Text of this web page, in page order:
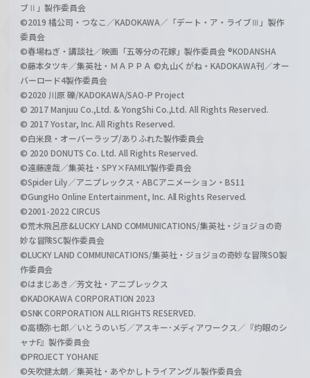
ブⅡ」製作委員会
©2019 橘公司・つなこ／KADOKAWA／「デート・ア・ライブⅢ」製作
委員会
©春場ねぎ・講談社／映画「五等分の花嫁」製作委員会 ®KODANSHA
©藤本タツキ／集英社・ＭＡＰＰＡ ©丸山くがね・KADOKAWA刊／オー
バーロード4製作委員会
©2020 川原 礫/KADOKAWA/SAO-P Project
© 2017 Manjuu Co.,Ltd. & YongShi Co.,Ltd. All Rights Reserved.
© 2017 Yostar, Inc. All Rights Reserved.
©白米良・オーバーラップ/ありふれた製作委員会
© 2020 DONUTS Co. Ltd. All Rights Reserved.
©遠藤達哉／集英社・SPY×FAMILY製作委員会
©Spider Lily／アニプレックス・ABCアニメーション・BS11
©GungHo Online Entertainment, Inc. All Rights Reserved.
©2001-2022 CIRCUS
©荒木飛呂彦&LUCKY LAND COMMUNICATIONS/集英社・ジョジョの奇
妙な冒険SC製作委員会
©LUCKY LAND COMMUNICATIONS/集英社・ジョジョの奇妙な冒険SO製
作委員会
©はまじあき／芳文社・アニプレックス
©KADOKAWA CORPORATION 2023
©SNK CORPORATION ALL RIGHTS RESERVED.
©高橋弥七郎／いとうのいぢ／アスキー･メディアワークス／『灼眼のシ
ャナF』製作委員会
©PROJECT YOHANE
©矢吹健太朗／集英社・あやかしトライアングル製作委員会